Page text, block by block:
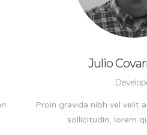
Julio
Proin gravida nibh vel velit
sollicitudin, lorem